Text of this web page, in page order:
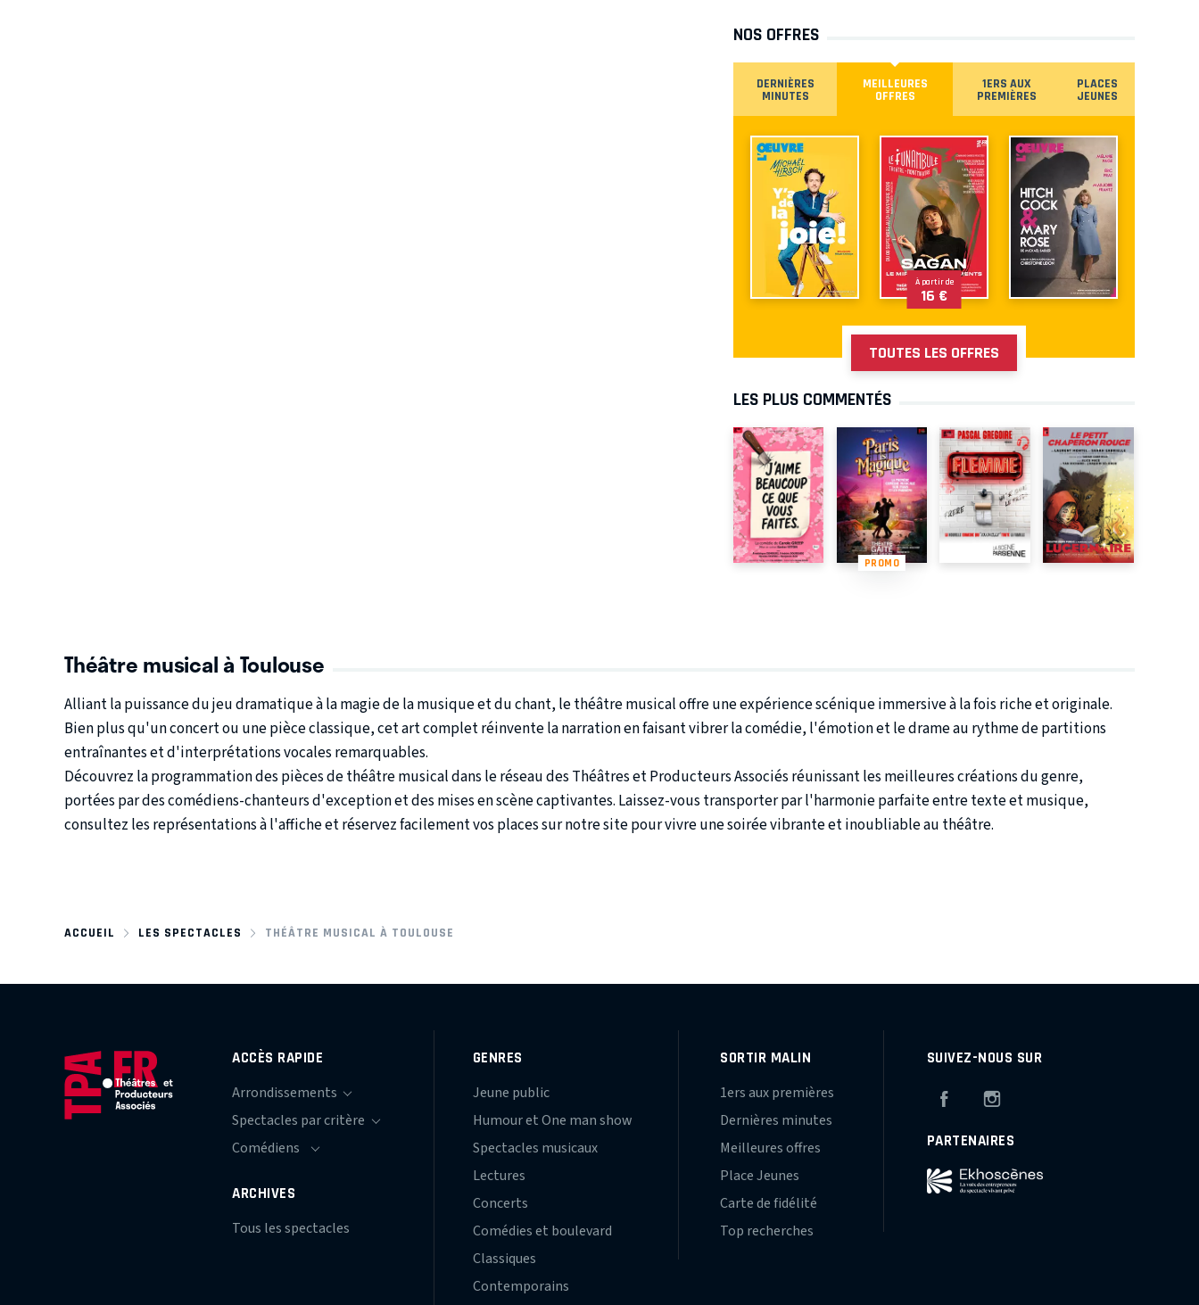
NOS OFFRES
DERNIÈRES
MINUTES
MEILLEURES
OFFRES
1ERS AUX
PREMIÈRES
PLACES
JEUNES
À partir de
16 €
TOUTES LES OFFRES
LES PLUS COMMENTÉS
PROMO
Théâtre musical à Toulouse
Alliant la puissance du jeu dramatique à la magie de la musique et du chant, le théâtre musical offre une expérience scénique immersive à la fois riche et originale.
Bien plus qu'un concert ou une pièce classique, cet art complet réinvente la narration en faisant vibrer la comédie, l'émotion et le drame au rythme de partitions
entraînantes et d'interprétations vocales remarquables.
Découvrez la programmation des pièces de théâtre musical dans le réseau des Théâtres et Producteurs Associés réunissant les meilleures créations du genre,
portées par des comédiens-chanteurs d'exception et des mises en scène captivantes. Laissez-vous transporter par l'harmonie parfaite entre texte et musique,
consultez les représentations à l'affiche et réservez facilement vos places sur notre site pour vivre une soirée vibrante et inoubliable au théâtre.
ACCUEIL LES SPECTACLES THÉÂTRE MUSICAL À TOULOUSE
ACCÈS RAPIDE
ARCHIVES
Tous les spectacles
GENRES
Jeune public
Humour et One man show
Spectacles musicaux
Lectures
Concerts
Comédies et boulevard
Classiques
Contemporains
SORTIR MALIN
1ers aux premières
Dernières minutes
Meilleures offres
Place Jeunes
Carte de fidélité
Top recherches
SUIVEZ-NOUS SUR
Facebook
PARTENAIRES